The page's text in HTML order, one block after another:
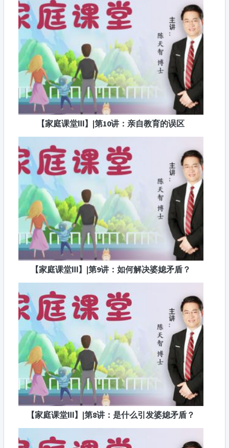
【家庭课堂Ⅲ】|第10讲：亲自教育的误区
【家庭课堂Ⅲ】|第9讲：如何解决婆媳矛盾？
【家庭课堂Ⅲ】|第8讲：是什么引发婆媳矛盾？